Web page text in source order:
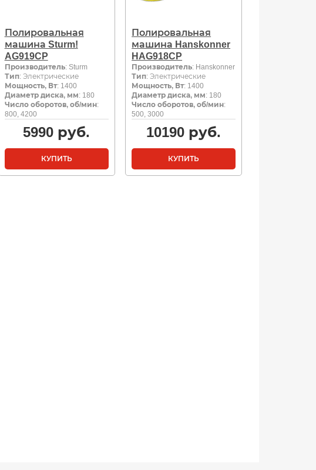
Полировальная
машина Sturm!
AG919CP
Производитель: Sturm
Тип: Электрические
Мощность, Вт: 1400
Диаметр диска, мм: 180
Число оборотов, об/мин:
800, 4200
5990 руб.
КУПИТЬ
Полировальная
машина Hanskonner
HAG918CP
Производитель: Hanskonner
Тип: Электрические
Мощность, Вт: 1400
Диаметр диска, мм: 180
Число оборотов, об/мин:
500, 3000
10190 руб.
КУПИТЬ